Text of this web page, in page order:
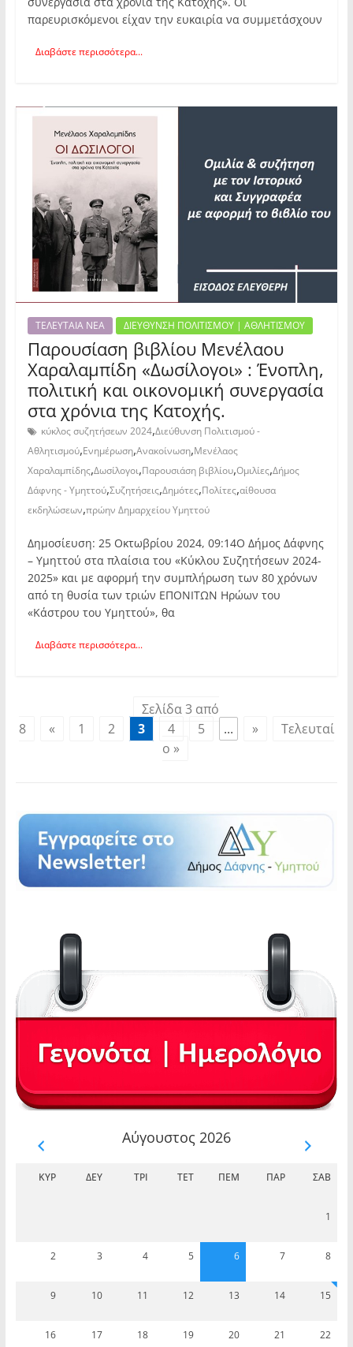
παρευρισκόμενοι είχαν την ευκαιρία να συμμετάσχουν
Διαβάστε περισσότερα...
ΤΕΛΕΥΤΑΙΑ ΝΕΑ ΔΙΕΥΘΥΝΣΗ ΠΟΛΙΤΙΣΜΟΥ | ΑΘΛΗΤΙΣΜΟΥ
Παρουσίαση βιβλίου Μενέλαου
Χαραλαμπίδη «Δωσίλογοι» : Ένοπλη,
πολιτική και οικονομική συνεργασία
στα χρόνια της Κατοχής.
κύκλος συζητήσεων 2024,Διεύθυνση Πολιτισμού -
Αθλητισμού,Ενημέρωση,Ανακοίνωση,Μενέλαος
Χαραλαμπίδης,Δωσίλογοι,Παρουσιάση βιβλίου,Ομιλίες,Δήμος
Δάφνης - Υμηττού,Συζητήσεις,Δημότες,Πολίτες,αίθουσα
εκδηλώσεων,πρώην Δημαρχείου Υμηττού
Δημοσίευση: 25 Οκτωβρίου 2024, 09:14Ο Δήμος Δάφνης
– Υμηττού στα πλαίσια του «Κύκλου Συζητήσεων 2024-
2025» και με αφορμή την συμπλήρωση των 80 χρόνων
από τη θυσία των τριών ΕΠΟΝΙΤΩΝ Ηρώων του
«Κάστρου του Υμηττού», θα
Διαβάστε περισσότερα...
Σελίδα 3 από
8
« 1 2 3 4 5 ... »
Τελευταί
ο »
Αύγουστος 2026
ΚΥΡ ΔΕΥ ΤΡΊ ΤΕΤ ΠΈΜ ΠΑΡ ΣΆΒ
1
2 3 4 5 6 7 8
9 10 11 12 13 14 15
16 17 18 19 20 21 22